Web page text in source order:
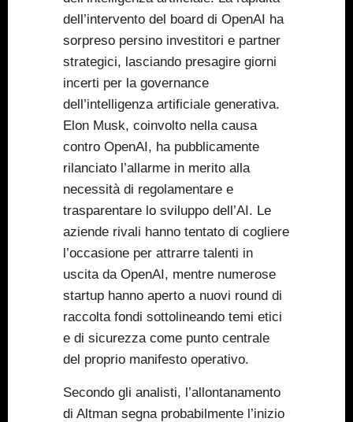
dell’intervento del board di OpenAI ha
sorpreso persino investitori e partner
strategici, lasciando presagire giorni
incerti per la governance
dell’intelligenza artificiale generativa.
Elon Musk, coinvolto nella causa
contro OpenAI, ha pubblicamente
rilanciato l’allarme in merito alla
necessità di regolamentare e
trasparentare lo sviluppo dell’AI. Le
aziende rivali hanno tentato di cogliere
l’occasione per attrarre talenti in
uscita da OpenAI, mentre numerose
startup hanno aperto a nuovi round di
raccolta fondi sottolineando temi etici
e di sicurezza come punto centrale
del proprio manifesto operativo.
Secondo gli analisti, l’allontanamento
di Altman segna probabilmente l’inizio